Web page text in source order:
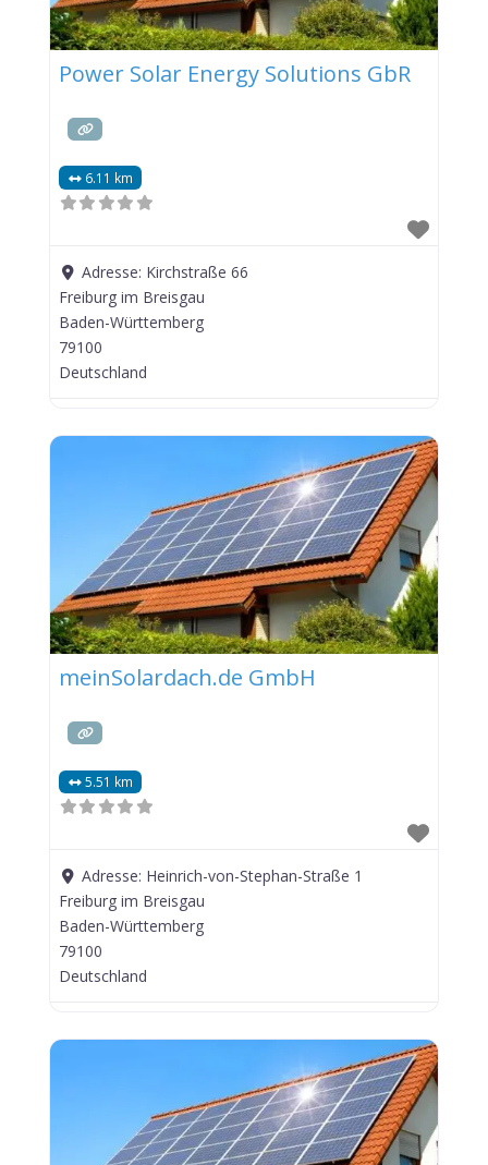
Power Solar Energy Solutions GbR
6.11 km
Adresse: Kirchstraße 66
Freiburg im Breisgau
Baden-Württemberg
79100
Deutschland
meinSolardach.de GmbH
5.51 km
Adresse: Heinrich-von-Stephan-Straße 1
Freiburg im Breisgau
Baden-Württemberg
79100
Deutschland